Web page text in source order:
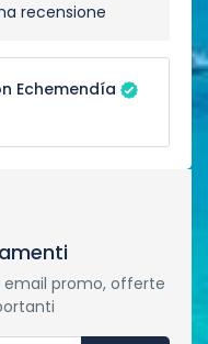
recensione
Echemendía
email promo, offerte